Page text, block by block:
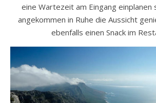
eine Wartezeit am Eingang einplanen
angekommen in Ruhe die Aussicht
ebenfalls einen Snack im